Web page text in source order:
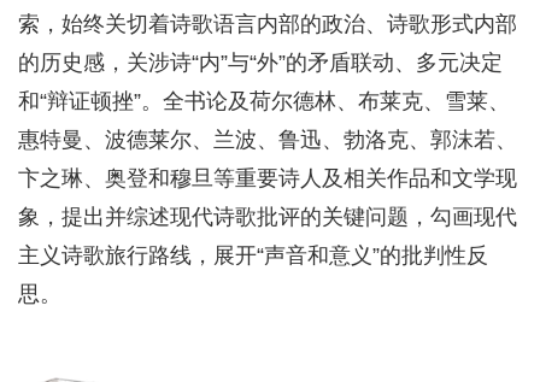
索，始终关切着诗歌语言内部的政治、诗歌形式内部
的历史感，关涉诗“内”与“外”的矛盾联动、多元决定
和“辩证顿挫”。全书论及荷尔德林、布莱克、雪莱、
惠特曼、波德莱尔、兰波、鲁迅、勃洛克、郭沫若、
卞之琳、奥登和穆旦等重要诗人及相关作品和文学现
象，提出并综述现代诗歌批评的关键问题，勾画现代
主义诗歌旅行路线，展开“声音和意义”的批判性反
思。